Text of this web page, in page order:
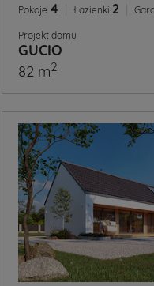
Pokoje 4 Łazienki 2
Projekt domu
GUCIO
82 m2